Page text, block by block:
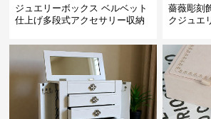
ジュエリーボックス ベルベット
仕上げ多段式アクセサリー収納
薔薇彫刻
クジュエ